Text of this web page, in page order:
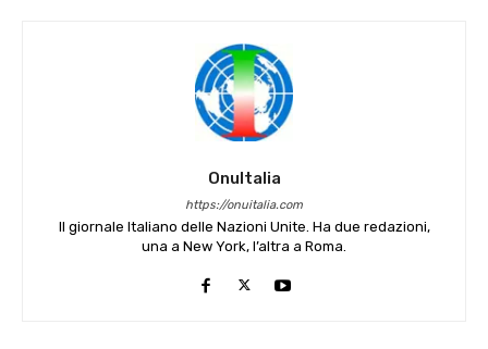
OnuItalia
https://onuitalia.com
Il giornale Italiano delle Nazioni Unite. Ha due redazioni,
una a New York, l’altra a Roma.